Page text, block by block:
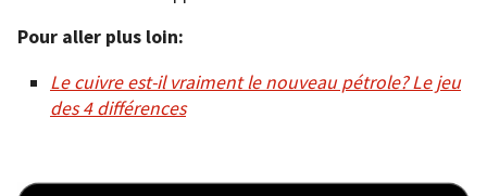
Pour aller plus loin:
Le cuivre est-il vraiment le nouveau pétrole? Le jeu
des 4 différences